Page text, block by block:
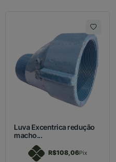
Luva Excentrica redução
macho...
R$108,06Pix